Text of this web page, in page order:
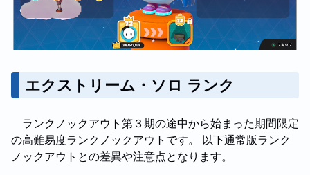
エクストリーム・ソロ ランク
ランクノックアウト第３期の途中から始まった期間限定
の高難易度ランクノックアウトです。 以下通常版ランク
ノックアウトとの差異や注意点となります。